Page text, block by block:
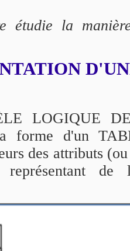
étudie la
LOGIQUE
forme d'un
des attributs
de